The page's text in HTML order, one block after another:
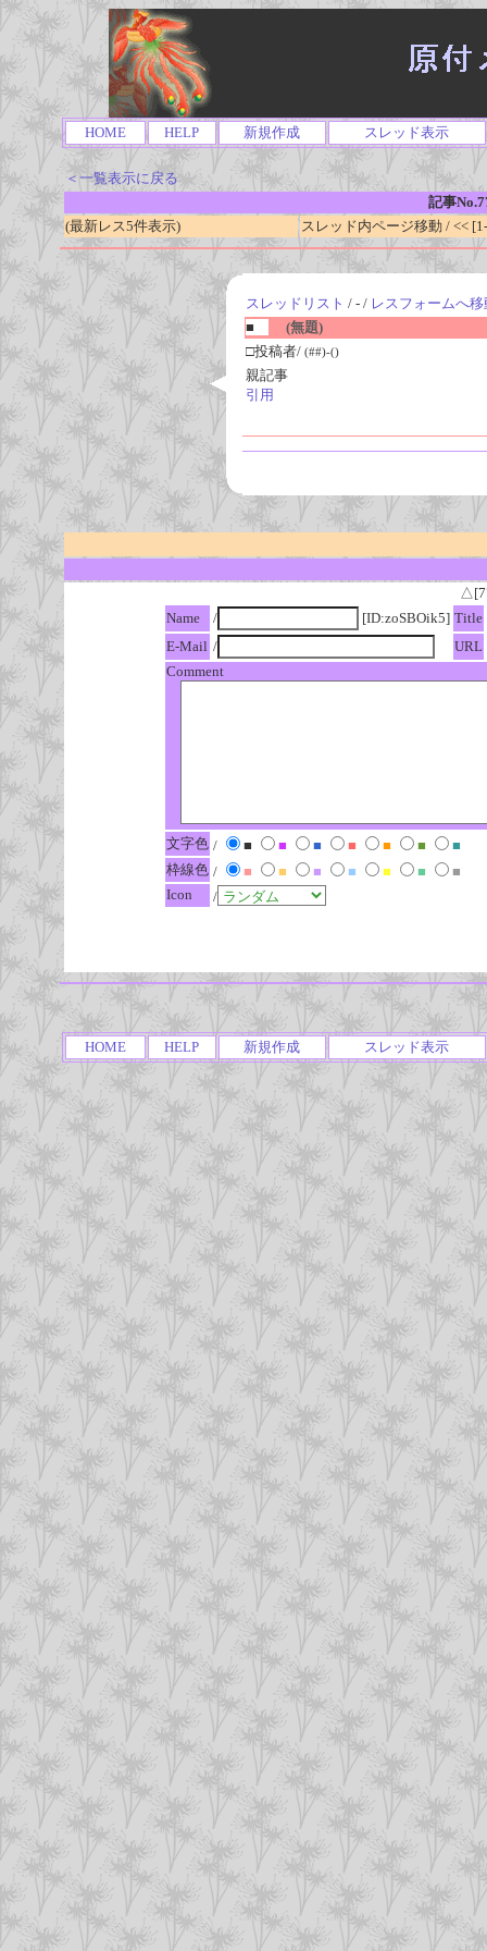
HOME HELP 新規作成 スレッド表示
＜一覧表示に戻る
記事
(最新レス5件表示)
スレッド内ページ移動 / <<
スレッドリスト / - / レスフォームへ移
■
(無題)
□投稿者/ (##)-()
親記事
引用
Name
/ [ID:zoSBOik5] Title
E-Mail /
URL
Comment
文字色 / ■ ■ ■ ■ ■ ■
■
枠線色 / ■ ■ ■ ■ ■ ■
■
Icon
/
HOME HELP 新規作成 スレッド表示